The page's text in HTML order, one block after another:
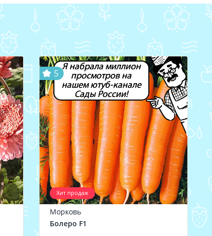
Я набрала миллион
просмотров на
нашем ютуб-канале
Сады России!
Хит продаж
5
Морковь
Болеро F1